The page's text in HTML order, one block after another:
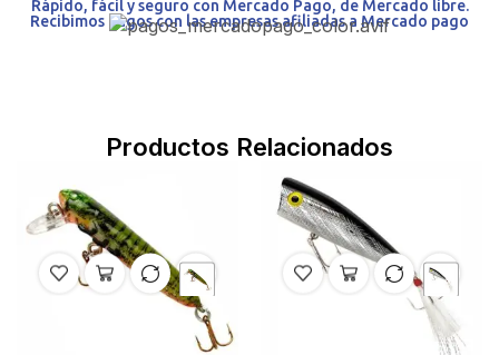
Rápido, fácil y seguro con Mercado Pago, de Mercado libre.
Recibimos pagos con las empresas afiliadas a Mercado pago
Productos Relacionados